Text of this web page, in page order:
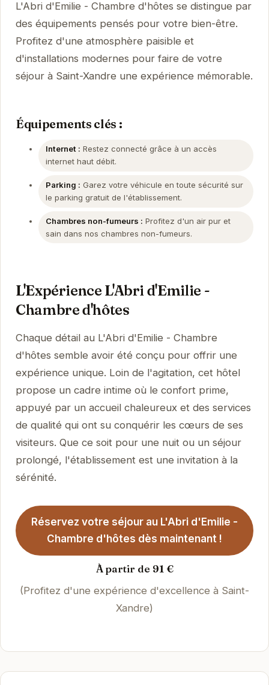
L'Abri d'Emilie - Chambre d'hôtes se distingue par
des équipements pensés pour votre bien-être.
Profitez d'une atmosphère paisible et
d'installations modernes pour faire de votre
séjour à Saint-Xandre une expérience mémorable.
Équipements clés :
Internet : Restez connecté grâce à un accès
internet haut débit.
Parking : Garez votre véhicule en toute sécurité sur
le parking gratuit de l'établissement.
Chambres non-fumeurs : Profitez d'un air pur et
sain dans nos chambres non-fumeurs.
L'Expérience L'Abri d'Emilie -
Chambre d'hôtes
Chaque détail au L'Abri d'Emilie - Chambre
d'hôtes semble avoir été conçu pour offrir une
expérience unique. Loin de l'agitation, cet hôtel
propose un cadre intime où le confort prime,
appuyé par un accueil chaleureux et des services
de qualité qui ont su conquérir les cœurs de ses
visiteurs. Que ce soit pour une nuit ou un séjour
prolongé, l'établissement est une invitation à la
sérénité.
Réservez votre séjour au L'Abri d'Emilie -
Chambre d'hôtes dès maintenant !
À partir de 91 €
(Profitez d'une expérience d'excellence à Saint-
Xandre)